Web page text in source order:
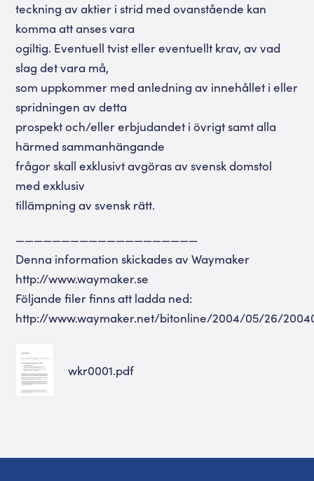
teckning av aktier i strid med ovanstående kan
komma att anses vara
ogiltig. Eventuell tvist eller eventuellt krav, av vad
slag det vara må,
som uppkommer med anledning av innehållet i eller
spridningen av detta
prospekt och/eller erbjudandet i övrigt samt alla
härmed sammanhängande
frågor skall exklusivt avgöras av svensk domstol
med exklusiv
tillämpning av svensk rätt.
————————————————————
Denna information skickades av Waymaker
http://www.waymaker.se
Följande filer finns att ladda ned:
http://www.waymaker.net/bitonline/2004/05/26/
wkr0001.pdf